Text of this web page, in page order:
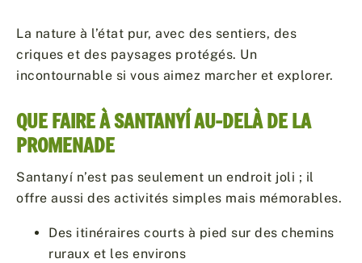
La nature à l’état pur, avec des sentiers, des
criques et des paysages protégés. Un
incontournable si vous aimez marcher et explorer.
QUE FAIRE À SANTANYÍ AU-DELÀ DE LA
PROMENADE
Santanyí n’est pas seulement un endroit joli ; il
offre aussi des activités simples mais mémorables.
Des itinéraires courts à pied sur des chemins
ruraux et les environs